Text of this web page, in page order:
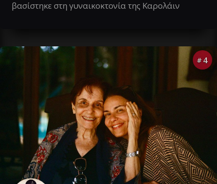
βασίστηκε στη γυναικοκτονία της Καρολάιν
# 4